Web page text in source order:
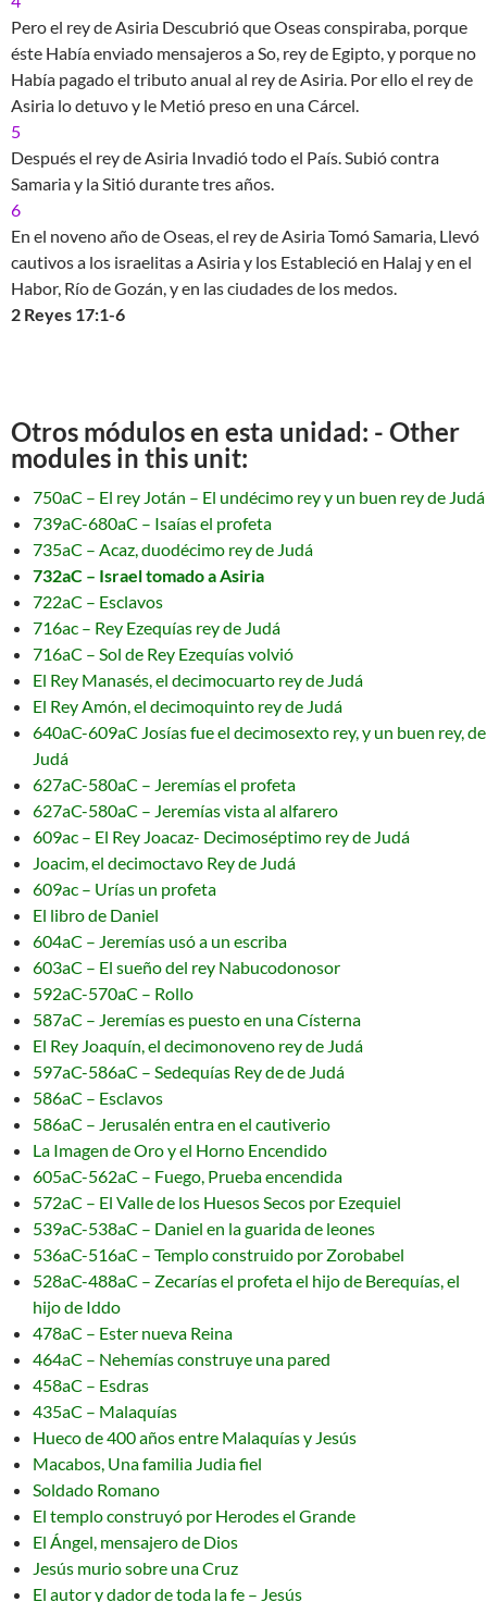
Pero el rey de Asiria Descubrió que Oseas conspiraba, porque
éste Había enviado mensajeros a So, rey de Egipto, y porque no
Había pagado el tributo anual al rey de Asiria. Por ello el rey de
Asiria lo detuvo y le Metió preso en una Cárcel.
5
Después el rey de Asiria Invadió todo el País. Subió contra
Samaria y la Sitió durante tres años.
6
En el noveno año de Oseas, el rey de Asiria Tomó Samaria, Llevó
cautivos a los israelitas a Asiria y los Estableció en Halaj y en el
Habor, Río de Gozán, y en las ciudades de los medos.
2 Reyes 17:1-6
Otros módulos en esta unidad: - Other
modules in this unit:
750aC – El rey Jotán – El undécimo rey y un buen rey de Judá
739aC-680aC – Isaías el profeta
735aC – Acaz, duodécimo rey de Judá
732aC – Israel tomado a Asiria
722aC – Esclavos
716ac – Rey Ezequías rey de Judá
716aC – Sol de Rey Ezequías volvió
El Rey Manasés, el decimocuarto rey de Judá
El Rey Amón, el decimoquinto rey de Judá
640aC-609aC Josías fue el decimosexto rey, y un buen rey, de
Judá
627aC-580aC – Jeremías el profeta
627aC-580aC – Jeremías vista al alfarero
609ac – El Rey Joacaz- Decimoséptimo rey de Judá
Joacim, el decimoctavo Rey de Judá
609ac – Urías un profeta
El libro de Daniel
604aC – Jeremías usó a un escriba
603aC – El sueño del rey Nabucodonosor
592aC-570aC – Rollo
587aC – Jeremías es puesto en una Císterna
El Rey Joaquín, el decimonoveno rey de Judá
597aC-586aC – Sedequías Rey de de Judá
586aC – Esclavos
586aC – Jerusalén entra en el cautiverio
La Imagen de Oro y el Horno Encendido
605aC-562aC – Fuego, Prueba encendida
572aC – El Valle de los Huesos Secos por Ezequiel
539aC-538aC – Daniel en la guarida de leones
536aC-516aC – Templo construido por Zorobabel
528aC-488aC – Zecarías el profeta el hijo de Berequías, el
hijo de Iddo
478aC – Ester nueva Reina
464aC – Nehemías construye una pared
458aC – Esdras
435aC – Malaquías
Hueco de 400 años entre Malaquías y Jesús
Macabos, Una familia Judia fiel
Soldado Romano
El templo construyó por Herodes el Grande
El Ángel, mensajero de Dios
Jesús murio sobre una Cruz
El autor y dador de toda la fe – Jesús